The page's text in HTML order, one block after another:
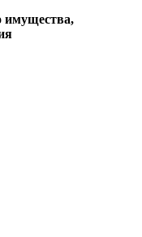
имущества,